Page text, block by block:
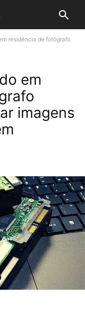
residência de fotógrafo
em
imagens